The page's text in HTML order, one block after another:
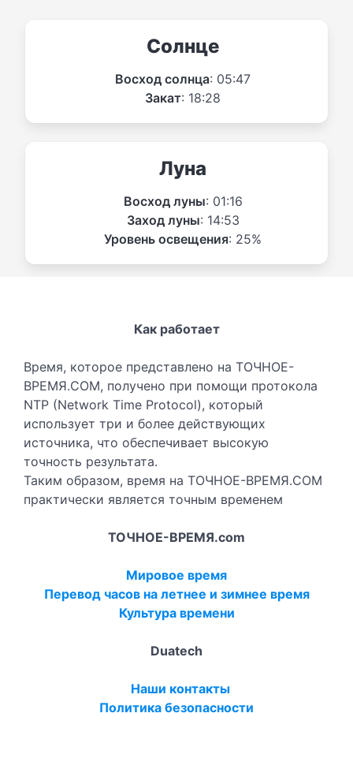
Солнце
Восход солнца: 05:47
Закат: 18:28
Луна
Восход луны: 01:16
Заход луны: 14:53
Уровень освещения: 25%
Как работает
Время, которое представлено на ТОЧНОЕ-
ВРЕМЯ.COM, получено при помощи протокола
NTP (Network Time Protocol), который
использует три и более действующих
источника, что обеспечивает высокую
точность результата.
Таким образом, время на ТОЧНОЕ-ВРЕМЯ.COM
практически является точным временем
ТОЧНОЕ-ВРЕМЯ.com
Мировое время
Перевод часов на летнее и зимнее время
Культура времени
Duatech
Наши контакты
Политика безопасности